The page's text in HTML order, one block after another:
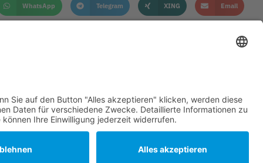
WhatsApp Telegram XING Email
KONTAKT DATENSCHUTZHINWEIS